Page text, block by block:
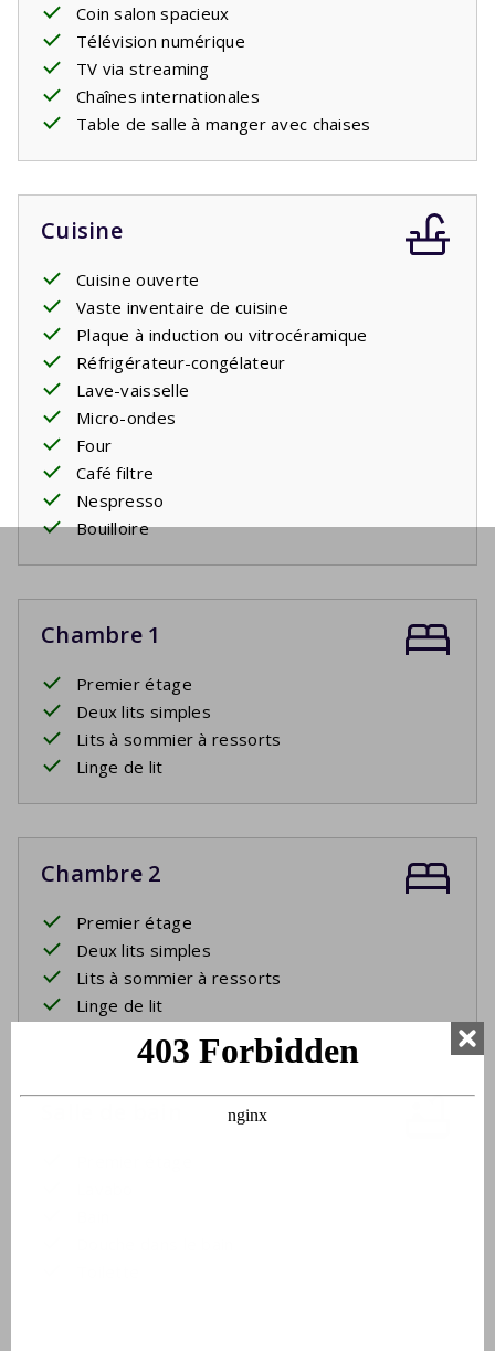
Coin salon spacieux
Télévision numérique
TV via streaming
Chaînes internationales
Table de salle à manger avec chaises
Cuisine
Cuisine ouverte
Vaste inventaire de cuisine
Plaque à induction ou vitrocéramique
Réfrigérateur-congélateur
Lave-vaisselle
Micro-ondes
Four
Café filtre
Nespresso
Bouilloire
Chambre 1
Premier étage
Deux lits simples
Lits à sommier à ressorts
Linge de lit
Chambre 2
Premier étage
Deux lits simples
Lits à sommier à ressorts
Linge de lit